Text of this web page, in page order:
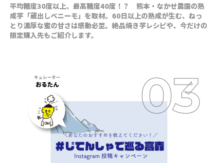
平均糖度30度以上、最高糖度40度！？ 熊本・なかせ農園の熟
成芋「蔵出しベニーモ」を取材。60日以上の熟成が生む、ねっ
とり濃厚な蜜の甘さは感動必至。絶品焼き芋レシピや、今だけの
限定購入先もご紹介します。
おるたん